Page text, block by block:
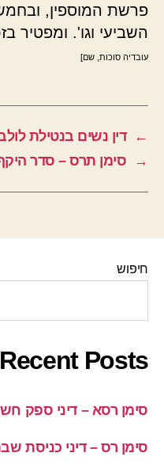
פרשת המוספין,
השביעי וגו'. ומפטיר
עובדיה סוכות, שם]
←
דין נשים בנטילת
→
סימן תרס – סדר
חיפוש
Recent Posts
סימן רסא – דיני ספק
סימן רס – דיני כניסת